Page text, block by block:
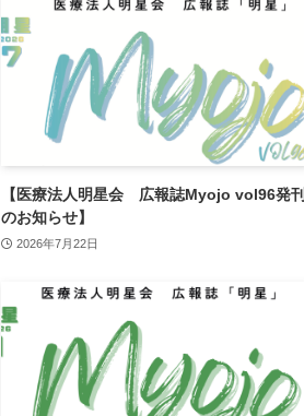
【医療法人明星会 広報誌Myojo vol96発刊
のお知らせ】
2026年7月22日